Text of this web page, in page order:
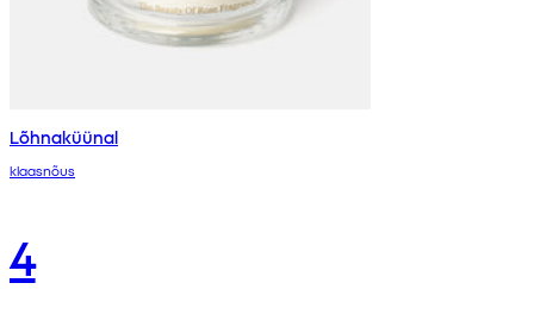
Lõhnaküünal
klaasnõus
4